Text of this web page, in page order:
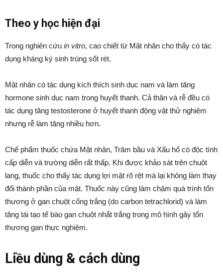
Theo y học hiện đại
Trong nghiên cứu in vitro, cao chiết từ Mật nhân cho thấy có tác
dụng kháng ký sinh trùng sốt rét.
Mật nhân có tác dụng kích thích sinh dục nam và làm tăng
hormone sinh dục nam trong huyết thanh. Cả thân và rễ đều có
tác dụng tăng testosterone ở huyết thanh động vật thử nghiệm
nhưng rễ làm tăng nhiều hơn.
Chế phẩm thuốc chứa Mật nhân, Trâm bầu và Xấu hổ có độc tính
cấp diễn và trường diễn rất thấp. Khi được khảo sát trên chuột
lang, thuốc cho thấy tác dụng lợi mật rõ rệt mà lại không làm thay
đổi thành phần của mật. Thuốc này cũng làm chậm quá trình tổn
thương ở gan chuột cống trắng (do carbon tetrachlorid) và làm
tăng tái tạo tế bào gan chuột nhắt trắng trong mô hình gây tổn
thương gan thực nghiệm.
Liều dùng & cách dùng